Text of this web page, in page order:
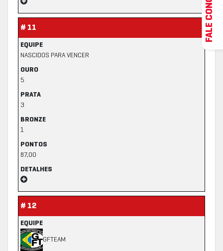
# 11
EQUIPE
NASCIDOS PARA VENCER
OURO
5
PRATA
3
BRONZE
1
PONTOS
87,00
DETALHES
# 12
EQUIPE
GFTEAM